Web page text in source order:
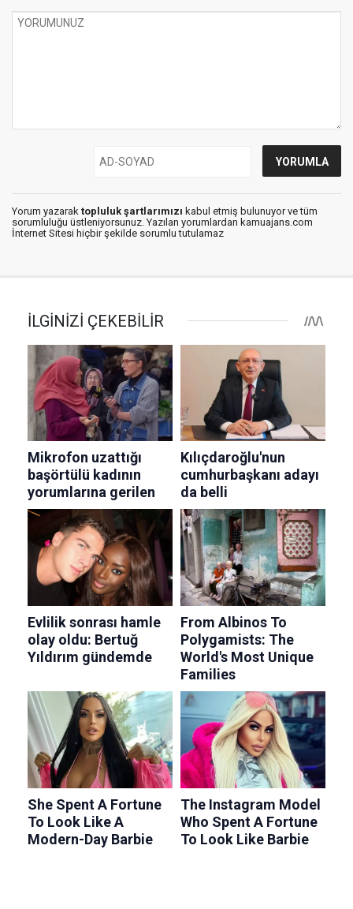
Yorum yazarak topluluk şartlarımızı kabul etmiş bulunuyor ve tüm
sorumluluğu üstleniyorsunuz. Yazılan yorumlardan kamuajans.com
İnternet Sitesi hiçbir şekilde sorumlu tutulamaz